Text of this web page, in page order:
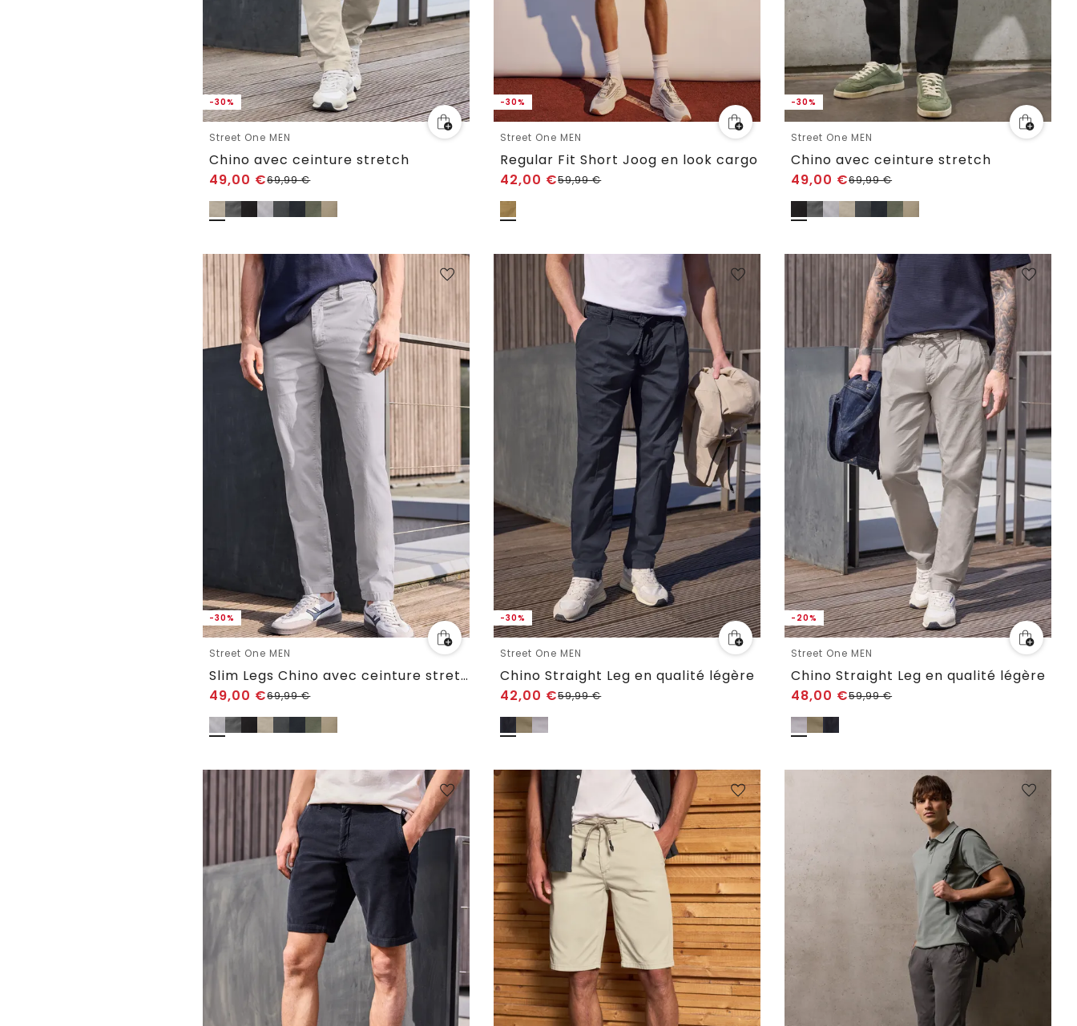
-30%
Street One MEN
Chino avec ceinture stretch
49,00 €69,99€
-30%
Street One MEN
Regular Fit Short Joog en look cargo
42,00 €59,99€
-30%
Street One MEN
Chino avec ceinture stretch
49,00 €69,99€
-30%
Street One MEN
Slim Legs Chino avec ceinture stretch
49,00 €69,99€
-30%
Street One MEN
Chino Straight Leg en qualité légère
42,00 €59,99€
-20%
Street One MEN
Chino Straight Leg en qualité légère
48,00 €59,99€